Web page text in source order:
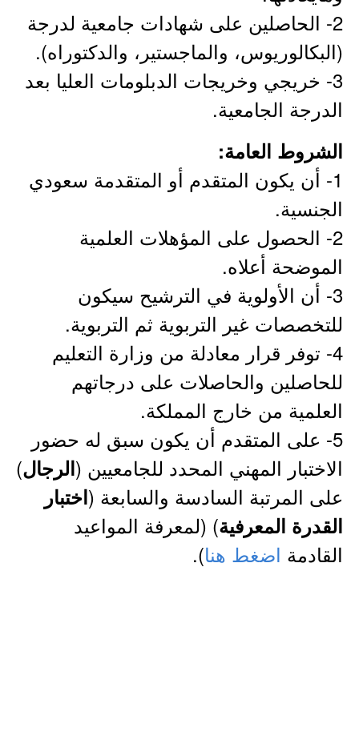
2- الحاصلين على شهادات جامعية لدرجة
(البكالوريوس، والماجستير، والدكتوراه).
3- خريجي وخريجات الدبلومات العليا بعد
الدرجة الجامعية.
الشروط العامة:
1- أن يكون المتقدم أو المتقدمة سعودي
الجنسية.
2- الحصول على المؤهلات العلمية
الموضحة أعلاه.
3- أن الأولوية في الترشيح سيكون
للتخصصات غير التربوية ثم التربوية.
4- توفر قرار معادلة من وزارة التعليم
للحاصلين والحاصلات على درجاتهم
العلمية من خارج المملكة.
5- على المتقدم أن يكون سبق له حضور
الاختبار المهني المحدد للجامعيين (الرجال)
على المرتبة السادسة والسابعة (اختبار
القدرة المعرفية) (لمعرفة المواعيد
القادمة اضغط هنا).